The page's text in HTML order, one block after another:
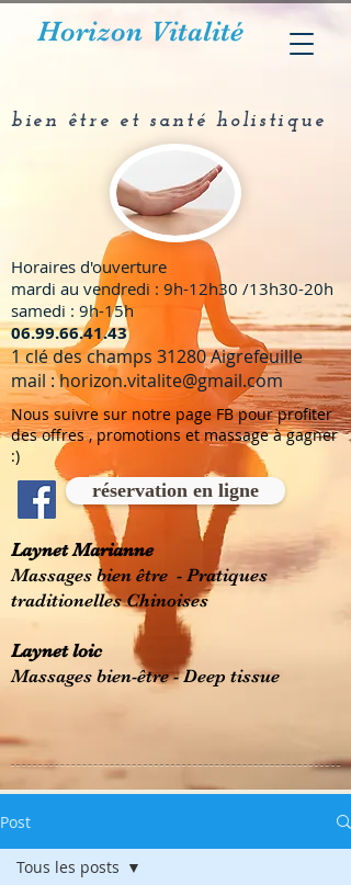
Horizon Vitalité
bien être et santé holistique
Horaires d'ouverture
mardi au vendredi : 9h-12h30 /13h30-20h
samedi : 9h-15h
​06.99.66.41.43
1 clé des champs 31280 Aigrefeuille
mail :horizon.vitalite@gmail.com
Nous suivre sur notre page FB pour profiter
des offres , promotions et massage à gagner
:)
réservation en ligne
Laynet Marianne
Massages bien être - Pratiques
traditionelles Chinoises
Laynet loic
Massages bien-être - Deep tissue
Post
Tous les posts